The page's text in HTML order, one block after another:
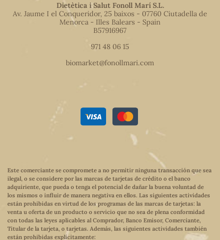
Dietètica i Salut Fonoll Marí S.L.
Av. Jaume I el Conqueridor, 25 baixos - 07760 Ciutadella de
Menorca - Illes Balears - Spain
B57916967
971 48 06 15
biomarket@fonollmari.com
Este comerciante se compromete a no permitir ninguna transacción que sea
ilegal, o se considere por las marcas de tarjetas de crédito o el banco
adquiriente, que pueda o tenga el potencial de dañar la buena voluntad de
los mismos o influir de manera negativa en ellos. Las siguientes actividades
están prohibidas en virtud de los programas de las marcas de tarjetas: la
venta u oferta de un producto o servicio que no sea de plena conformidad
con todas las leyes aplicables al Comprador, Banco Emisor, Comerciante,
Titular de la tarjeta, o tarjetas. Además, las siguientes actividades también
están prohibidas explícitamente: